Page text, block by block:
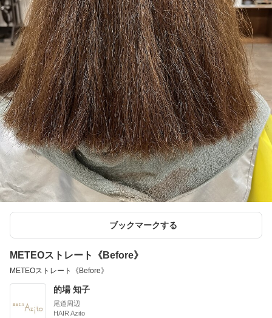
ブックマークする
METEOストレート《Before》
METEOストレート《Before》
的場 知子
尾道周辺
HAIR Azito